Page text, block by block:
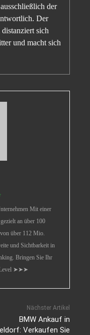
der
Der
sich
und macht sich
Mit einer
an über 100
über 112 Mio.
und Sichtbarkeit in
Bringen Sie Ihr
Level ➤➤➤
Nächster Artikel
BMW Ankauf in
Verkaufen Sie